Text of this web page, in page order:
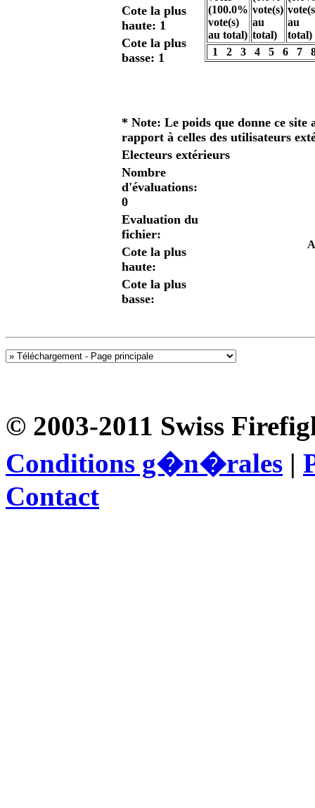
1 2 3 4 5 6 7
Cote la plus
haute: 1
Cote la plus
basse: 1
* Note: Le poids que donne ce site
rapport à celles des utilisateurs
Electeurs extérieurs
Nombre
d'évaluations:
0
Evaluation du
fichier:
Cote la plus
haute:
Cote la plus
basse:
© 2003-2011 Swiss
Conditions g�n�rales |
Contact